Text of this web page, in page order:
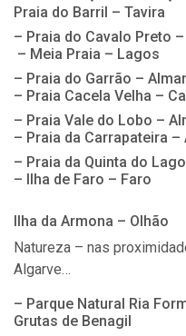
Praia do Barril – Tavira
– Praia do
– Meia Praia – Lagos
– Praia do
– Praia Cacela Velha –
– Praia Vale
– Praia da Carrapateira –
– Praia da
– Ilha de Faro – Faro
Ilha da Armona – Olhão
Natureza – nas
Algarve…
– Parque
Grutas de Benagil